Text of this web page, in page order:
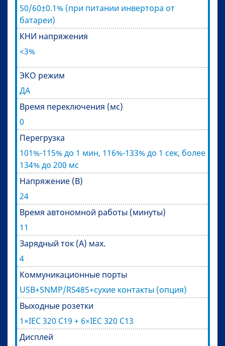
50/60±0.1% (при питании инвертора от
батареи)
КНИ напряжения
<3%
ЭКО режим
ДА
Время переключения (мс)
0
Перегрузка
101%-115% до 1 мин, 116%-133% до 1 сек, более
134% до 200 мс
Напряжение (В)
24
Время автономной работы (минуты)
11
Зарядный ток (А) мах.
4
Коммуникационные порты
USB+SNMP/RS485+сухие контакты (опция)
Выходные розетки
1×IEC 320 C19 + 6×IEC 320 C13
Дисплей